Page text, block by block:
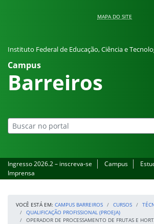
MAPA DO SITE
Instituto Federal de Educação, Ciência e
Campus
Barreiros
Ingresso 2026.2 – inscreva-se Campus
Imprensa
VOCÊ ESTÁ EM: CAMPUS BARREIROS CURSOS
QUALIFICAÇÃO PROFISSIONAL (PROEJA)
OPERADOR DE PROCESSAMENTO DE FRUTAS E